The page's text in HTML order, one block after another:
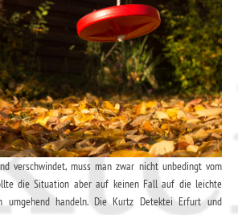
verschwindet, muss man zwar nicht unbedingt vom
die Situation aber auf keinen Fall auf die leichte
umgehend handeln. Die Kurtz Detektei Erfurt und